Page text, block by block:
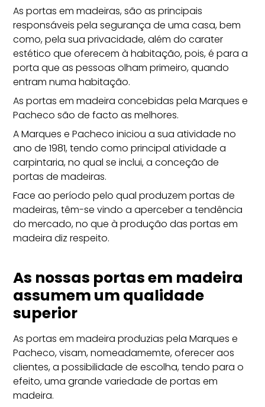
Asportas em madeiras, são as principais
responsáveis pela segurança de uma casa, bem
como, pela sua privacidade, além do carater
estético que oferecem à habitação, pois, é para a
porta que as pessoas olham primeiro, quando
entram numa habitação.
As portas em madeira concebidas pela Marques e
Pacheco são de facto as melhores.
A Marques e Pacheco iniciou a sua atividade no
ano de 1981, tendo como principal atividade a
carpintaria, no qual se inclui, a conceção de
portas de madeiras.
Face ao período pelo qual produzem portas de
madeiras, têm-se vindo a aperceber a tendência
do mercado, no que à produção das portas em
madeira diz respeito.
As nossas portas em madeira
assumem um qualidade
superior
As portas em madeira produzias pela Marques e
Pacheco, visam, nomeadamemte, oferecer aos
clientes, a possibilidade de escolha, tendo para o
efeito, uma grande variedade de portas em
madeira.